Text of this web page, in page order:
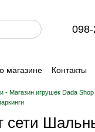
магазине Контакты
- Магазин игрушек Dada Shop
сети